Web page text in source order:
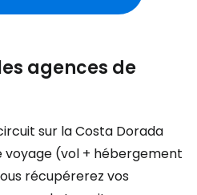
agences de
sur la Costa Dorada
voyage (vol + hébergement
récupérerez vos